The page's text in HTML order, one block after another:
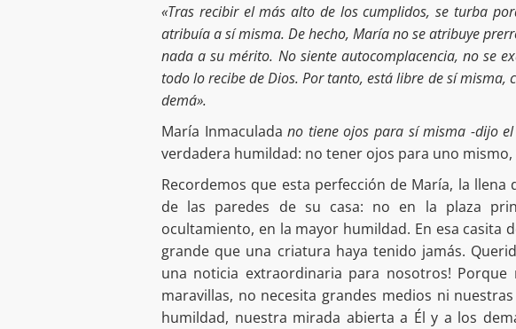
«Tras recibir el más alto de los cumplidos, se turba
atribuía a sí misma. De hecho, María no se atribuye
nada a su mérito. No siente autocomplacencia, no se
todo lo recibe de Dios. Por tanto, está libre de sí
demá».
María Inmaculadano tiene ojos para sí misma -dijo el
verdadera humildad: no tener ojos para uno
Recordemos que esta perfección de María, la
de las paredes de su casa: no en la plaza
ocultamiento, en la mayor humildad. En esa casita
grande que una criatura haya tenido jamás.
una noticia extraordinaria para nosotros!
maravillas, no necesita grandes medios ni
humildad, nuestra mirada abierta a Él y a los